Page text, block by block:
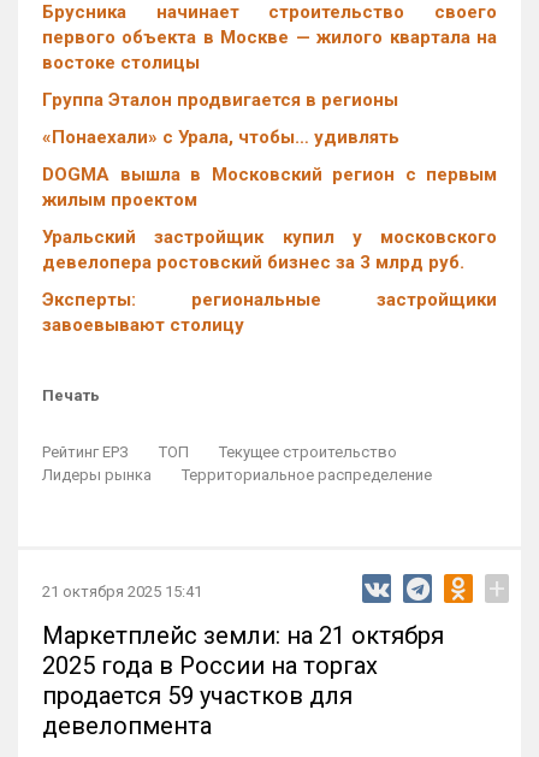
Брусника начинает строительство своего
первого объекта в Москве — жилого квартала на
востоке столицы
Группа Эталон продвигается в регионы
«Понаехали» с Урала, чтобы… удивлять
DOGMA вышла в Московский регион с первым
жилым проектом
Уральский застройщик купил у московского
девелопера ростовский бизнес за 3 млрд руб.
Эксперты: региональные застройщики
завоевывают столицу
Печать
Рейтинг ЕРЗ ТОП
Текущее строительство
Лидеры рынка
Территориальное распределение
21 октября 2025 15:41 +
Маркетплейс земли: на 21 октября
2025 года в России на торгах
продается 59 участков для
девелопмента